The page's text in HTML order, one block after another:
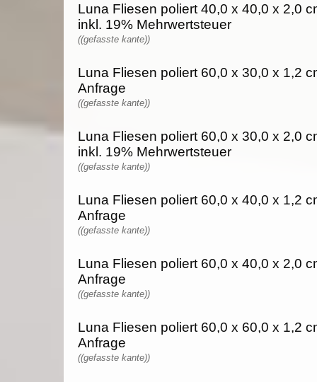
Luna Fliesen poliert 40,0 x 40,0 x 2,0
inkl. 19% Mehrwertsteuer
((gefasste kante))
Luna Fliesen poliert 60,0 x 30,0 x 1,2
Anfrage
((gefasste kante))
Luna Fliesen poliert 60,0 x 30,0 x 2,0
inkl. 19% Mehrwertsteuer
((gefasste kante))
Luna Fliesen poliert 60,0 x 40,0 x 1,2
Anfrage
((gefasste kante))
Luna Fliesen poliert 60,0 x 40,0 x 2,0
Anfrage
((gefasste kante))
Luna Fliesen poliert 60,0 x 60,0 x 1,2
Anfrage
((gefasste kante))